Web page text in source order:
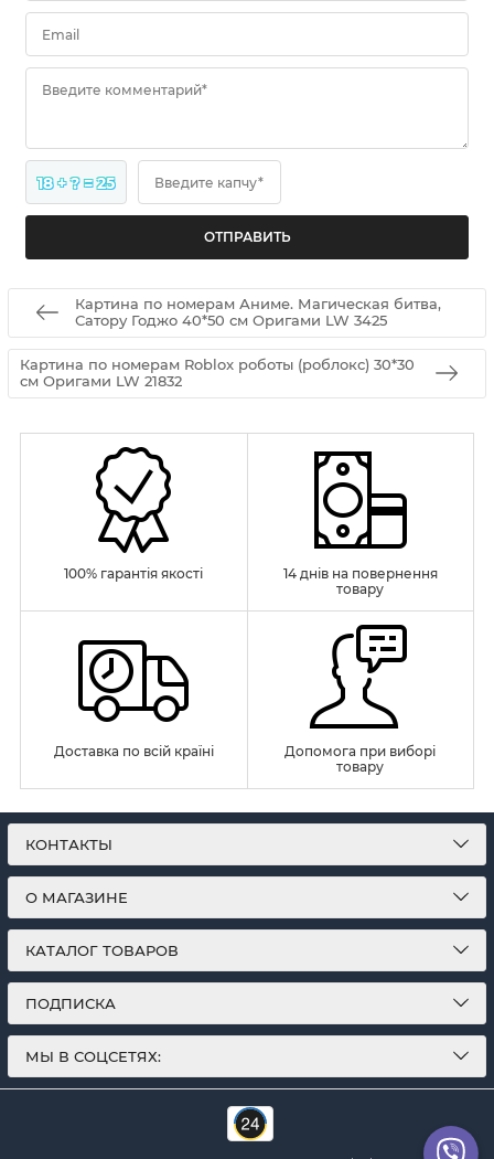
Email
Введите комментарий*
18 + ? = 25 Введите капчу*
Картина по номерам Аниме. Магическая битва,
Сатору Годжо 40*50 см Оригами LW 3425
Картина по номерам Roblox роботы (роблокс) 30*30
см Оригами LW 21832
100% гарантія якості
14 днів на повернення
товару
Доставка по всій країні
Допомога при виборі
товару
КОНТАКТЫ
О МАГАЗИНЕ
КАТАЛОГ ТОВАРОВ
ПОДПИСКА
МЫ В СОЦСЕТЯХ: